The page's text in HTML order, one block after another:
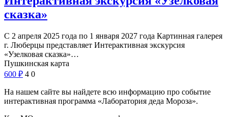
сказка»
С 2 апреля 2025 года по 1 января 2027 года Картинная галерея
г. Люберцы представляет Интерактивная экскурсия
«Узелковая сказка»…
Пушкинская карта
600 ₽ 4 0
На нашем сайте вы найдете всю информацию про событие
интерактивная программа «Лаборатория деда Мороза».